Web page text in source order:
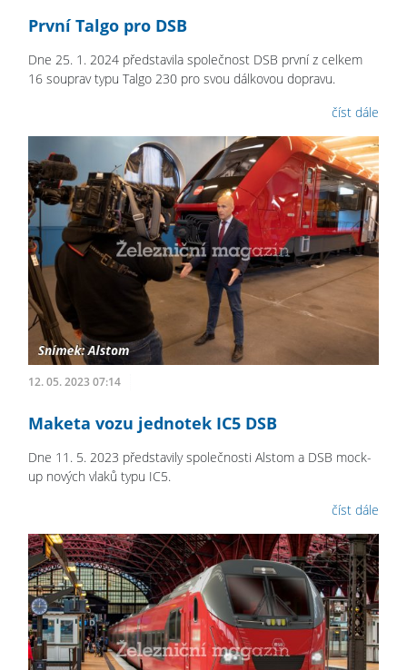
První Talgo pro DSB
Dne 25. 1. 2024 představila společnost DSB první z celkem
16 souprav typu Talgo 230 pro svou dálkovou dopravu.
číst dále
12. 05. 2023 07:14
Maketa vozu jednotek IC5 DSB
Dne 11. 5. 2023 představily společnosti Alstom a DSB mock-
up nových vlaků typu IC5.
číst dále